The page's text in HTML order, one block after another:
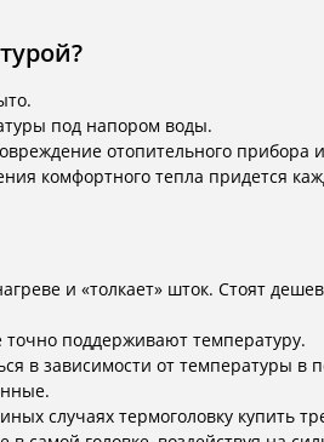
под напором воды.
отопительного прибора
комфортного тепла придется
и «толкает» шток. Стоят
поддерживают температуру.
в зависимости от температуры
случаях термоголовку купить